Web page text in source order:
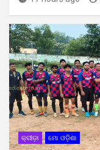
କ୍ରୀଡ଼ା ମୋ ଓଡ଼ିଶା